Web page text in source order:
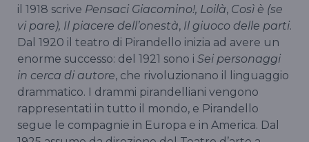
il 1918 scrive Pensaci Giacomino!, Loilà, Così è (se
vi pare), Il piacere dell’onestà, Il giuoco delle parti.
Dal 1920 il teatro di Pirandello inizia ad avere un
enorme successo: del 1921 sono i Sei personaggi
in cerca di autore, che rivoluzionano il linguaggio
drammatico. I drammi pirandelliani vengono
rappresentati in tutto il mondo, e Pirandello
segue le compagnie in Europa e in America. Dal